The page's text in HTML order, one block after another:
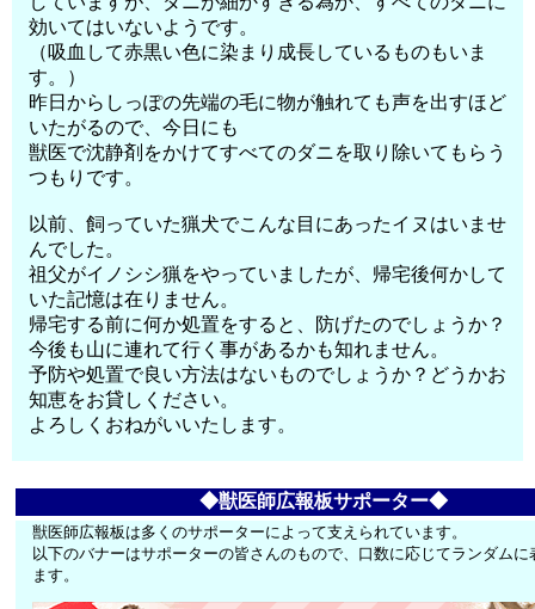
効いてはいないようです。
（吸血して赤黒い色に染まり成長しているものもいま
す。）
昨日からしっぽの先端の毛に物が触れても声を出すほど
いたがるので、今日にも
獣医で沈静剤をかけてすべてのダニを取り除いてもらう
つもりです。
以前、飼っていた猟犬でこんな目にあったイヌはいませ
んでした。
祖父がイノシシ猟をやっていましたが、帰宅後何かして
いた記憶は在りません。
帰宅する前に何か処置をすると、防げたのでしょうか？
今後も山に連れて行く事があるかも知れません。
予防や処置で良い方法はないものでしょうか？どうかお
知恵をお貸しください。
よろしくおねがいいたします。
◆獣医師広報板サポーター◆
獣医師広報板は多くのサポーターによって支えられています。
以下のバナーはサポーターの皆さんのもので、口数に応じてランダムに
ます。